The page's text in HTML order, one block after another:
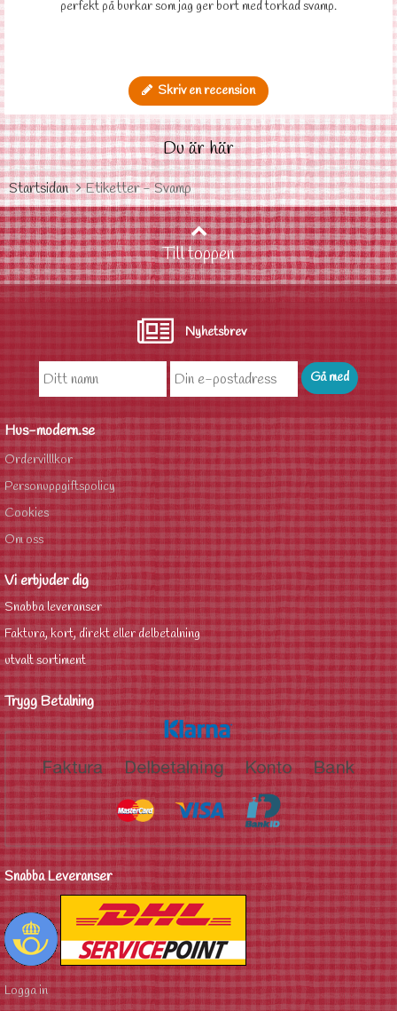
perfekt på burkar som jag ger bort med torkad svamp.
Skriv en recension
Du är här
Startsidan Etiketter - Svamp
Till toppen
Nyhetsbrev
Hus-modern.se
Ordervilllkor
Personuppgiftspolicy
Cookies
Om oss
Vi erbjuder dig
Snabba leveranser
Faktura, kort, direkt eller delbetalning
utvalt sortiment
Trygg Betalning
Snabba Leveranser
Logga in